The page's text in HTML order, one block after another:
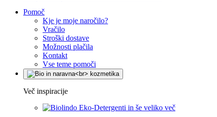
Pomoč
Kje je moje naročilo?
Vračilo
Stroški dostave
Možnosti plačila
Kontakt
Vse teme pomoči
Več inspiracije
Eko-Detergenti in še veliko več